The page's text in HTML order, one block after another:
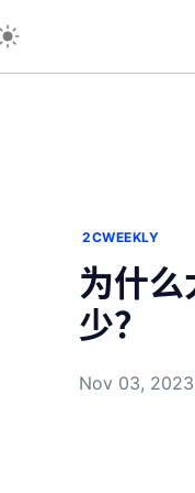
2CWEEKLY
为什
少？
Nov 03,